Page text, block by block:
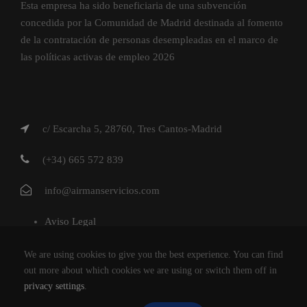
Esta empresa ha sido beneficiaria de una subvención
concedida por la Comunidad de Madrid destinada al fomento
de la contratación de personas desempleadas en el marco de
las políticas activas de empleo 2026
c/ Escarcha 5, 28760, Tres Cantos-Madrid
(+34) 665 572 839
info@airmanservicios.com
Aviso Legal
Política de Cookies
We are using cookies to give you the best experience. You can find
out more about which cookies we are using or switch them off in
privacy settings.